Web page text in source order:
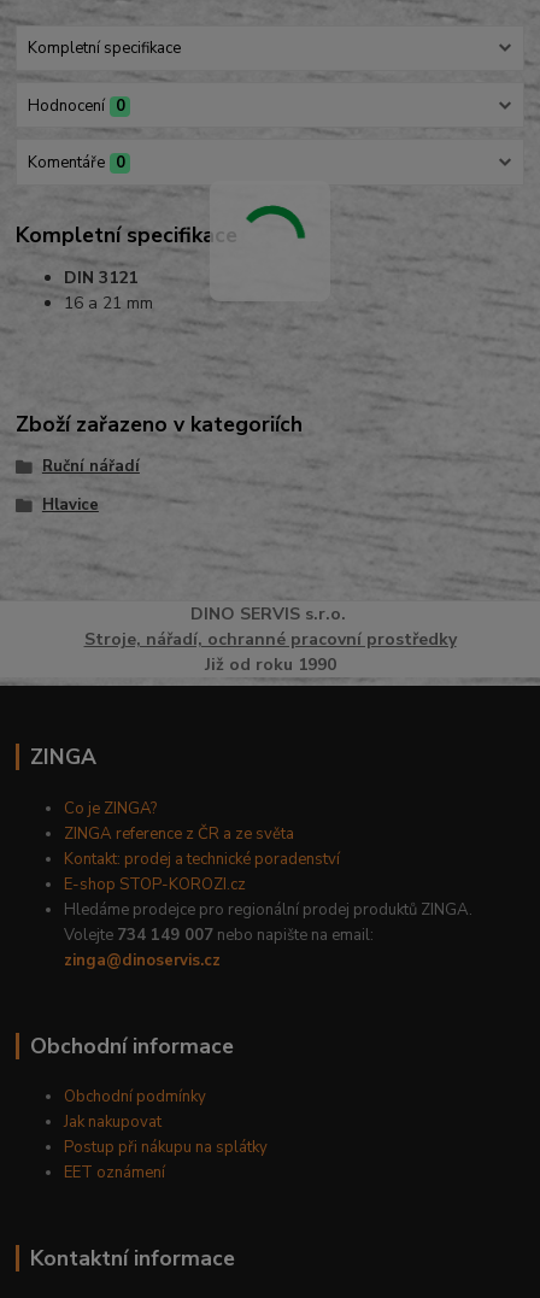
Kompletní specifikace
Hodnocení 0
Komentáře 0
Kompletní specifikace
DIN 3121
16 a 21 mm
Zboží zařazeno v kategoriích
Ruční nářadí
Hlavice
DINO SERVISs.r.o.
Stroje, nářadí, ochranné pracovní prostředky
Již od roku 1990
ZINGA
Co je ZINGA?
ZINGA reference z ČR a ze světa
Kontakt: prodej a technické poradenství
E-shop STOP-KOROZI.cz
Hledáme prodejce pro regionální prodej produktů ZINGA.
Volejte 734 149 007 nebo napište na email:
zinga@dinoservis.cz
Obchodní informace
Obchodní podmínky
Jak nakupovat
Postup při nákupu na splátky
EET oznámení
Kontaktní informace